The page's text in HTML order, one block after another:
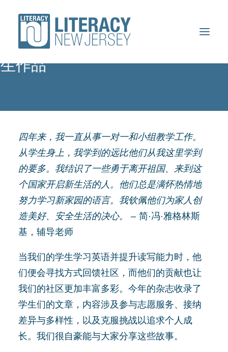
志愿者
资源
会议
查找课程
搜索
平凡英雄：新泽西州扫盲计划学
生作品
四年来，我一直从事一对一和小组教学工作。
从学生身上，我学到的远比他们从我这里学到
的要多。我结识了一些勇于离开祖国、来到这
个国家开启新生活的人。他们总是满怀热情地
努力学习新家园的语言。我钦佩他们为家人创
造美好、安全生活的决心。 – 简·冯·雅格林斯
基，辅导老师
当我们的学生学习英语并提升读写能力时，他
们便会寻找方式回馈社区，而他们的贡献也让
我们的社区更加丰富多彩。今年的杂志收录了
学生们的文章，内容涉及参与志愿服务、接纳
差异与多样性，以及克服挑战以追求个人成
长。我们很自豪能与大家分享这些故事。